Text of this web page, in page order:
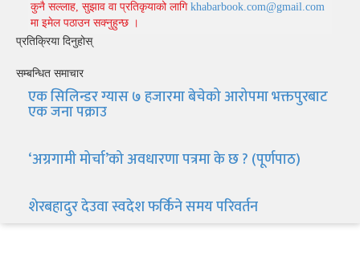
कुनै सल्लाह, सुझाव वा प्रतिकृयाको लागि khabarbook.com@gmail.com
मा इमेल पठाउन सक्नुहुन्छ ।
प्रतिक्रिया दिनुहोस्
सम्बन्धित समाचार
एक सिलिन्डर ग्यास ७ हजारमा बेचेको आरोपमा भक्तपुरबाट
एक जना पक्राउ
‘अग्रगामी मोर्चा’को अवधारणा पत्रमा के छ ? (पूर्णपाठ)
शेरबहादुर देउवा स्वदेश फर्किने समय परिवर्तन